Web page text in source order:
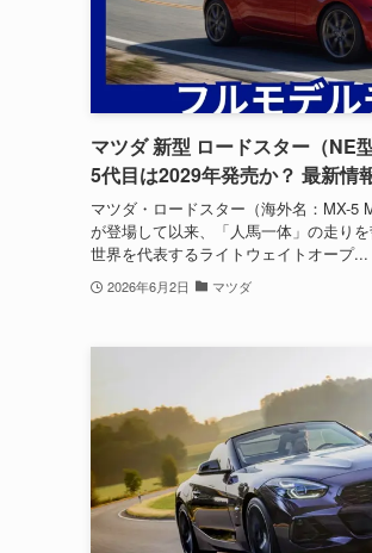
マツダ 新型 ロードスター（NE
5代目は2029年発売か？ 最新情
マツダ・ロードスター（海外名：MX-5
が登場して以来、「人馬一体」の走りを
世界を代表するライトウェイトオープ...
2026年6月2日 マツダ